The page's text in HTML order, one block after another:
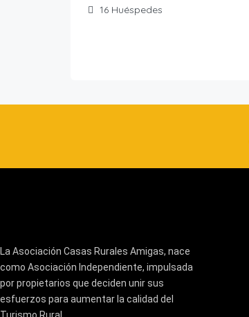
16 Huéspedes
La Asociación Casas Rurales Amigas, nace
como Asociación Independiente, impulsada
por propietarios que deciden unir sus
esfuerzos para aumentar la calidad del